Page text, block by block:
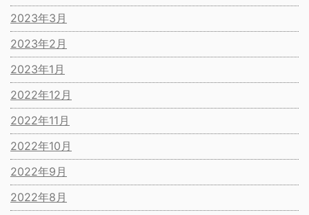
2023年3月
2023年2月
2023年1月
2022年12月
2022年11月
2022年10月
2022年9月
2022年8月